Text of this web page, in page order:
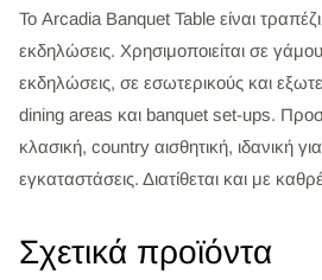
Το Arcadia Banquet Table είναι
εκδηλώσεις. Χρησιμοποιείται σε
εκδηλώσεις, σε εσωτερικούς και
dining areas και banquet set-ups.
κλασική, country αισθητική, ιδανική
εγκαταστάσεις. Διατίθεται και με
Σχετικά προϊόντα